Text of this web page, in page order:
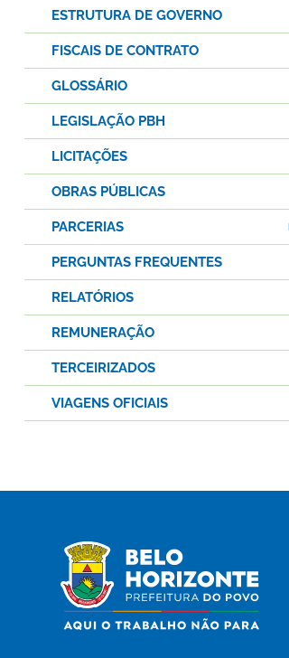
ESTRUTURA DE GOVERNO
FISCAIS DE CONTRATO
GLOSSÁRIO
LEGISLAÇÃO PBH
LICITAÇÕES
OBRAS PÚBLICAS
PARCERIAS
PERGUNTAS FREQUENTES
RELATÓRIOS
REMUNERAÇÃO
TERCEIRIZADOS
VIAGENS OFICIAIS